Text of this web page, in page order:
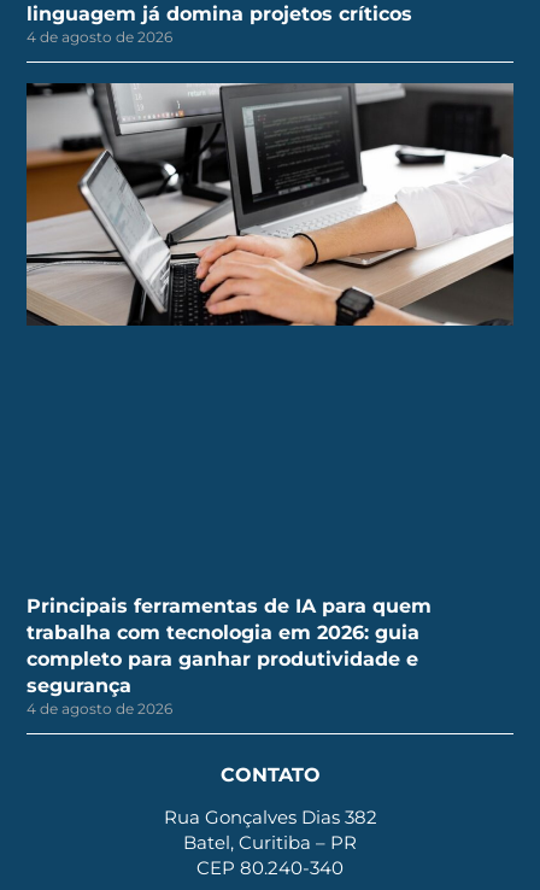
linguagem já domina projetos críticos
4 de agosto de 2026
Principais ferramentas de IA para quem
trabalha com tecnologia em 2026: guia
completo para ganhar produtividade e
segurança
4 de agosto de 2026
CONTATO
Rua Gonçalves Dias 382
Batel, Curitiba – PR
CEP 80.240-340